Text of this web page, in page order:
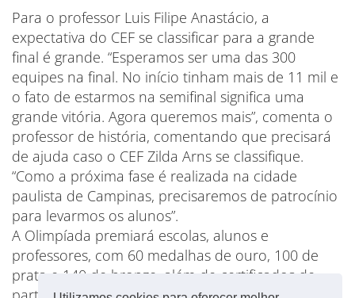
Para o professor Luis Filipe Anastácio, a
expectativa do CEF se classificar para a grande
final é grande. “Esperamos ser uma das 300
equipes na final. No início tinham mais de 11 mil e
o fato de estarmos na semifinal significa uma
grande vitória. Agora queremos mais”, comenta o
professor de história, comentando que precisará
de ajuda caso o CEF Zilda Arns se classifique.
“Como a próxima fase é realizada na cidade
paulista de Campinas, precisaremos de patrocínio
para levarmos os alunos”.
A Olimpíada premiará escolas, alunos e
professores, com 60 medalhas de ouro, 100 de
prata e 140 de bronze, além de certificados de